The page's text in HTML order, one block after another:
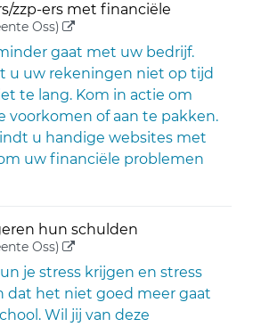
zzp-ers met financiële
Oss) (externe link)
gaat met uw bedrijf.
u uw rekeningen niet op tijd
te lang. Kom in actie om
voorkomen of aan te pakken.
u handige websites met
uw financiële problemen
hun schulden
Oss) (externe link)
je stress krijgen en stress
dat het niet goed meer gaat
Wil jij van deze